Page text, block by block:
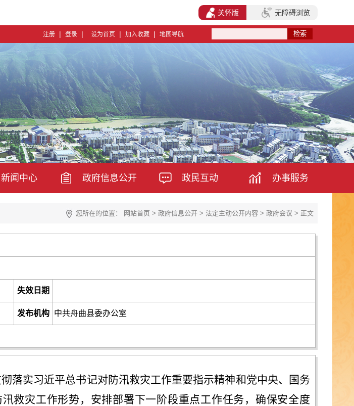
设为首页 | 加入收藏 | 地图导航
注册 | 登录 |
新闻中心 政府信息公开 政民互动 办事服务
您所在的位置： 网站首页 > 政府信息公开 > 法定主动公开内容 > 政府会议 > 正文
失效日期
发布机构 中共舟曲县委办公室
落实习近平总书记对防汛救灾工作重要指示精神和党中央、国务
救灾工作形势，安排部署下一阶段重点工作任务，确保安全度
关怀版 无障碍浏览